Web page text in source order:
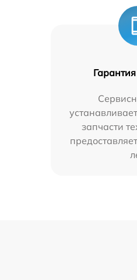
запчасти